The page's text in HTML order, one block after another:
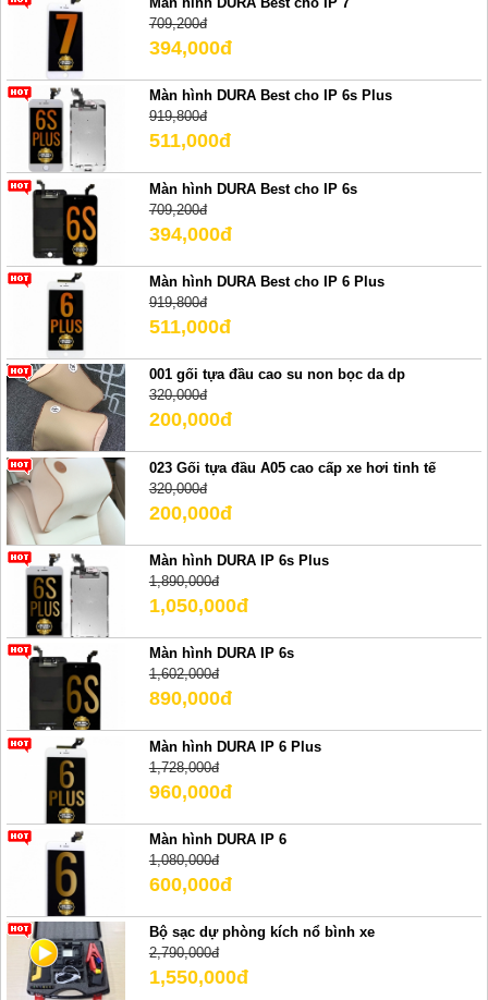
709,200đ
394,000đ
Màn hình DURA Best cho IP 6s Plus
919,800đ
511,000đ
Màn hình DURA Best cho IP 6s
709,200đ
394,000đ
Màn hình DURA Best cho IP 6 Plus
919,800đ
511,000đ
001 gối tựa đầu cao su non bọc da dp
320,000đ
200,000đ
023 Gối tựa đầu A05 cao cấp xe hơi tinh tế
320,000đ
200,000đ
Màn hình DURA IP 6s Plus
1,890,000đ
1,050,000đ
Màn hình DURA IP 6s
1,602,000đ
890,000đ
Màn hình DURA IP 6 Plus
1,728,000đ
960,000đ
Màn hình DURA IP 6
1,080,000đ
600,000đ
Bộ sạc dự phòng kích nổ bình xe
2,790,000đ
1,550,000đ